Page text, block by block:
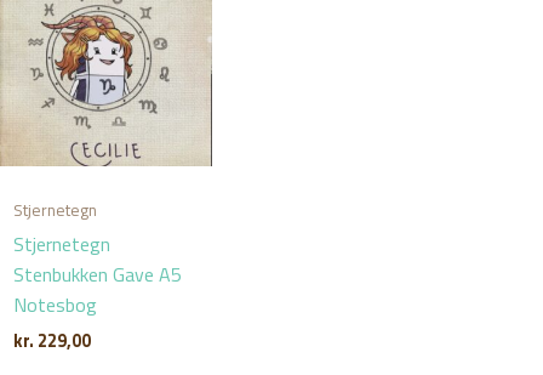
Stjernetegn
Stjernetegn
Stenbukken Gave A5
Notesbog
kr. 229,00